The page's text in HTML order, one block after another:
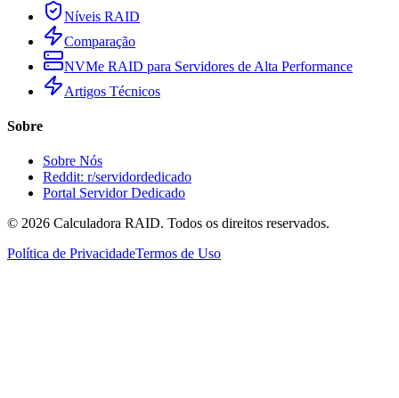
Níveis RAID
Comparação
NVMe RAID para Servidores de Alta Performance
Artigos Técnicos
Sobre
Sobre Nós
Reddit: r/servidordedicado
Portal Servidor Dedicado
© 2026 Calculadora RAID. Todos os direitos reservados.
Política de PrivacidadeTermos de Uso